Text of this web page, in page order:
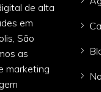
de alta
em
São
as
marketing